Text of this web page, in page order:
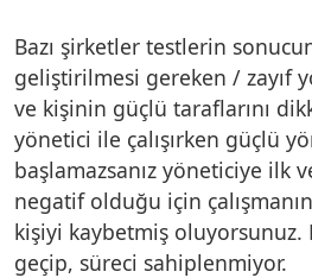
Bazı şirketler testlerin
geliştirilmesi gereken / zayıf
ve kişinin güçlü taraflarını
yönetici ile çalışırken güçlü
başlamazsanız yöneticiye ilk
negatif olduğu için
kişiyi kaybetmiş oluyorsunuz.
geçip, süreci sahiplenmiyor.